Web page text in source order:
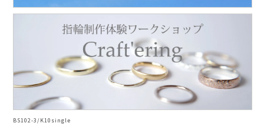
BS102-3/K10single